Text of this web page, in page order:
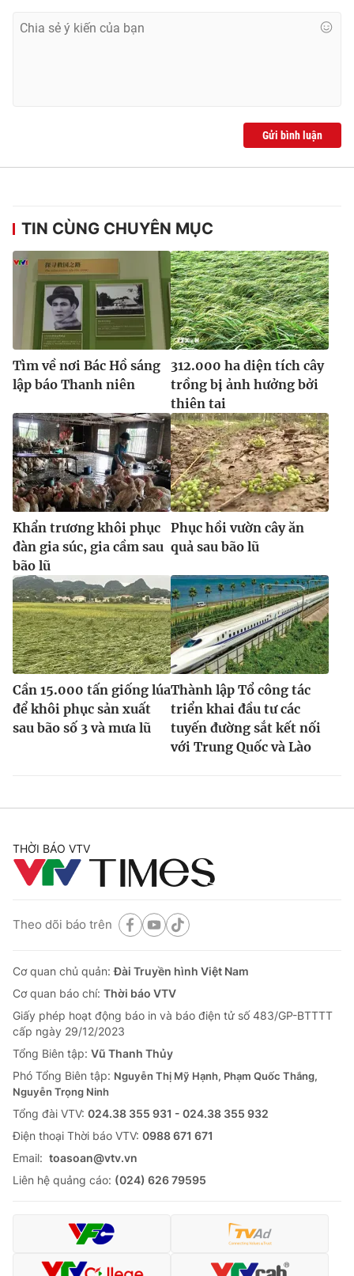
Gửi bình luận
TIN CÙNG CHUYÊN MỤC
Tìm về nơi Bác Hồ sáng
lập báo Thanh niên
312.000 ha diện tích cây
trồng bị ảnh hưởng bởi
thiên tai
Khẩn trương khôi phục
đàn gia súc, gia cầm sau
bão lũ
Phục hồi vườn cây ăn
quả sau bão lũ
Cần 15.000 tấn giống lúa
để khôi phục sản xuất
sau bão số 3 và mưa lũ
Thành lập Tổ công tác
triển khai đầu tư các
tuyến đường sắt kết nối
với Trung Quốc và Lào
THỜI BÁO VTV
Theo dõi báo trên
Cơ quan chủ quản:Đài Truyền hình Việt Nam
Cơ quan báo chí: Thời báo VTV
Giấy phép hoạt động báo in và báo điện tử số 483/GP-BTTTT
cấp ngày 29/12/2023
Tổng Biên tập: Vũ Thanh Thủy
Phó Tổng Biên tập: Nguyễn Thị Mỹ Hạnh, Phạm Quốc Thắng,
Nguyễn Trọng Ninh
Tổng đài VTV: 024.38 355 931 - 024.38 355 932
Ðiện thoại Thời báo VTV: 0988 671 671
Email: toasoan@vtv.vn
Liên hệ quảng cáo: (024) 626 79595